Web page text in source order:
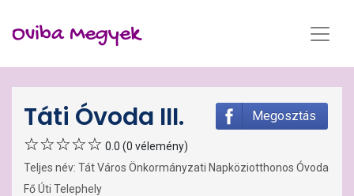
Oviba Megyek
Táti Óvoda III. Megosztás
0.0 (0 vélemény)
Teljes név: Tát Város Önkormányzati Napköziotthonos Óvoda
Fő Úti Telephely